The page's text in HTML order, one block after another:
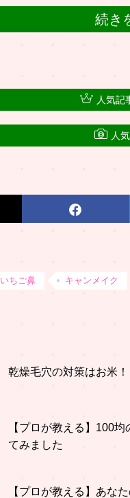
続き
いちご鼻 キャンメイク
乾燥毛穴の対策はお米
【プロが教える】100
てみました
【プロが教える】あな
人気記
人